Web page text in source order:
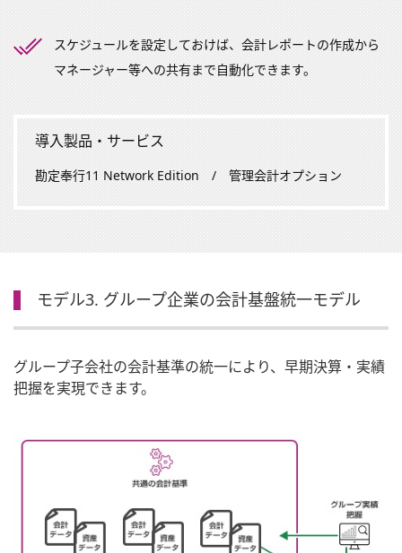
スケジュールを設定しておけば、会計レポートの作成から
マネージャー等への共有まで自動化できます。
導入製品・サービス
勘定奉行11 Network Edition / 管理会計オプション
モデル3. グループ企業の会計基盤統一モデル
グループ子会社の会計基準の統一により、早期決算・実績
把握を実現できます。